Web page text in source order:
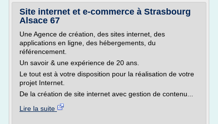
Site internet et e-commerce à Strasbourg
Alsace 67
Une Agence de création, des sites internet, des
applications en ligne, des hébergements, du
référencement.
Un savoir & une expérience de 20 ans.
Le tout est à votre disposition pour la réalisation de votre
projet Internet.
De la création de site internet avec gestion de contenu...
Lire la suite